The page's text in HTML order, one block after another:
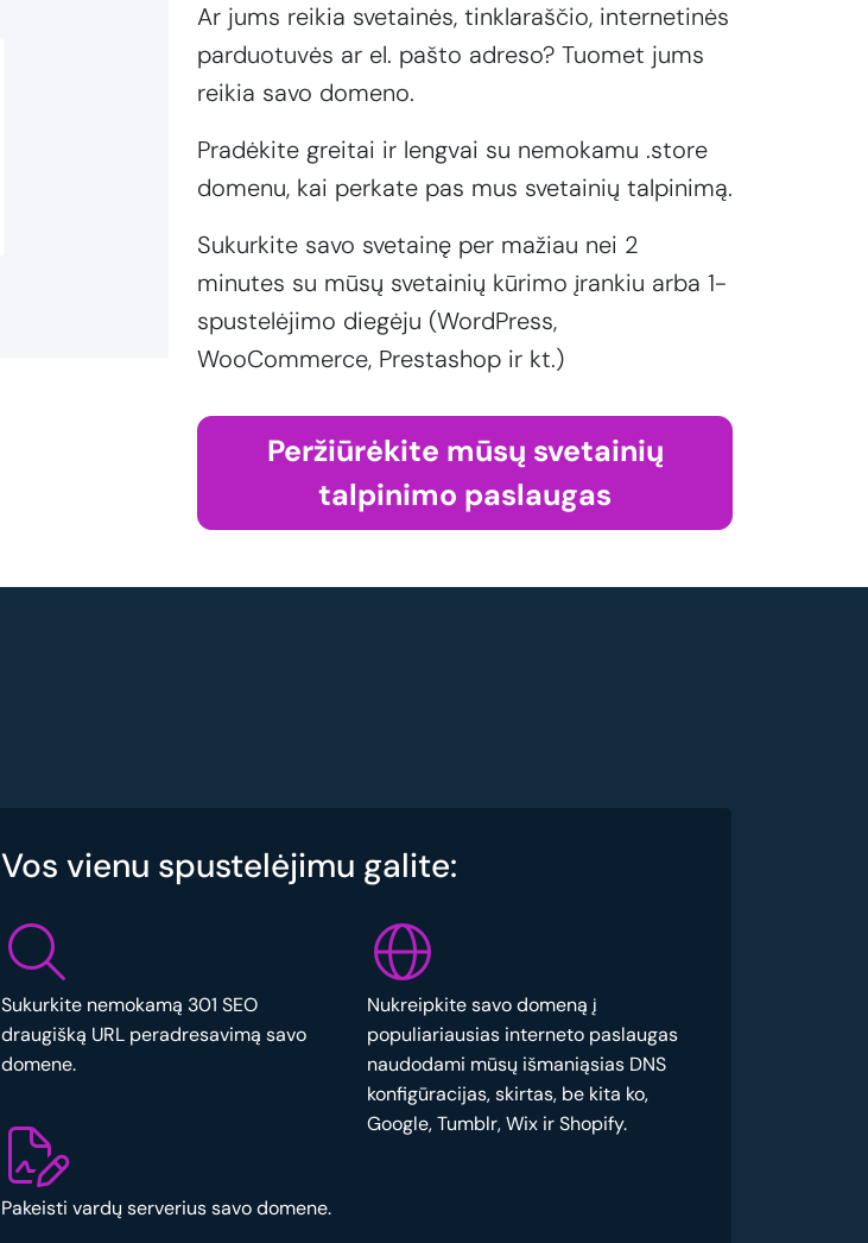
Ar jums reikia svetainės, tinklaraščio, internetinės
parduotuvės ar el. pašto adreso? Tuomet jums
reikia savo domeno.
Pradėkite greitai ir lengvai su nemokamu .store
domenu, kai perkate pas mus svetainių talpinimą.
Sukurkite savo svetainę per mažiau nei 2
minutes su mūsų svetainių kūrimo įrankiu arba 1-
spustelėjimo diegėju (WordPress,
WooCommerce, Prestashop ir kt.)
Peržiūrėkite mūsų svetainių
talpinimo paslaugas
Vos vienu spustelėjimu galite:
Sukurkite nemokamą 301 SEO
draugišką URL peradresavimą savo
domene.
Pakeisti vardų serverius savo domene.
Nukreipkite savo domeną į
populiariausias interneto paslaugas
naudodami mūsų išmaniąsias DNS
konfigūracijas, skirtas, be kita ko,
Google, Tumblr, Wix ir Shopify.